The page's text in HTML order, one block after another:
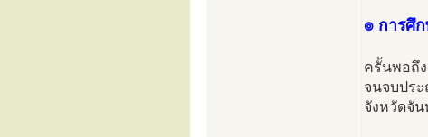
๏ การศึ
ครั้นพอถึง
จนจบปร
จังหวัดจั